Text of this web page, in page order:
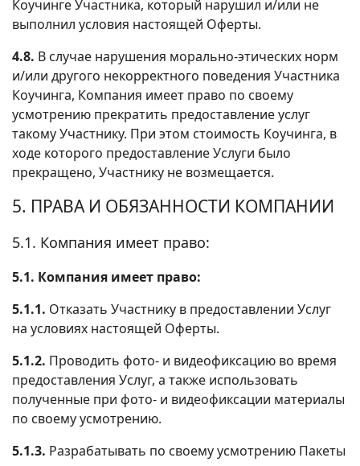
Коучинге Участника, который нарушил и/или не
выполнил условия настоящей Оферты.
4.8. В случае нарушения морально-этических норм
и/или другого некорректного поведения Участника
Коучинга, Компания имеет право по своему
усмотрению прекратить предоставление услуг
такому Участнику. При этом стоимость Коучинга, в
ходе которого предоставление Услуги было
прекращено, Участнику не возмещается.
5. ПРАВА И ОБЯЗАННОСТИ КОМПАНИИ
5.1. Компания имеет право:
5.1. Компания имеет право:
5.1.1. Отказать Участнику в предоставлении Услуг
на условиях настоящей Оферты.
5.1.2. Проводить фото- и видеофиксацию во время
предоставления Услуг, а также использовать
полученные при фото- и видеофиксации материалы
по своему усмотрению.
5.1.3. Разрабатывать по своему усмотрению Пакеты